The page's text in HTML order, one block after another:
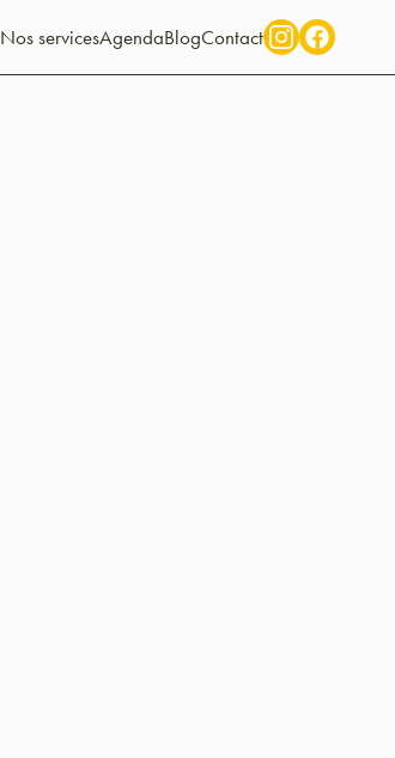
Nos servicesAgendaBlogContact